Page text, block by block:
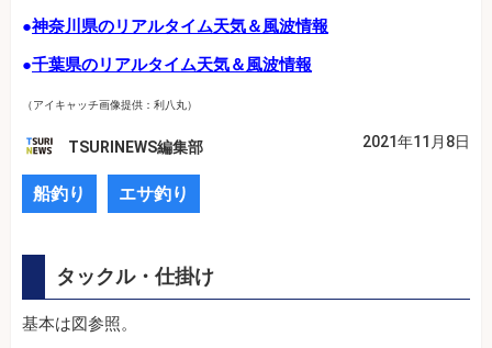
●神奈川県のリアルタイム天気＆風波情報
●千葉県のリアルタイム天気＆風波情報
（アイキャッチ画像提供：利八丸）
TSURINEWS編集部 2021年11月8日
船釣り エサ釣り
タックル・仕掛け
基本は図参照。